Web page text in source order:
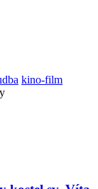
kino-film